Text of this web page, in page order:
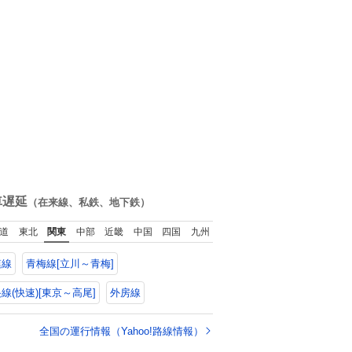
延 （在来線、私鉄、地下鉄）
東北 関東 中部 近畿 中国 四国 九州
青梅線[立川～青梅]
(快速)[東京～高尾] 外房線
全国の運行情報（Yahoo!路線情報）